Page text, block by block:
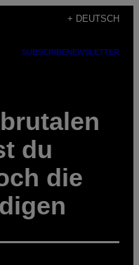
+ DEUTSCH
SUBSCRIBENEWSLETTER
du
die